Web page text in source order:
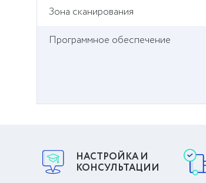
Зона сканирования
Программное обеспечение
НАСТРОЙКА И
КОНСУЛЬТАЦИИ